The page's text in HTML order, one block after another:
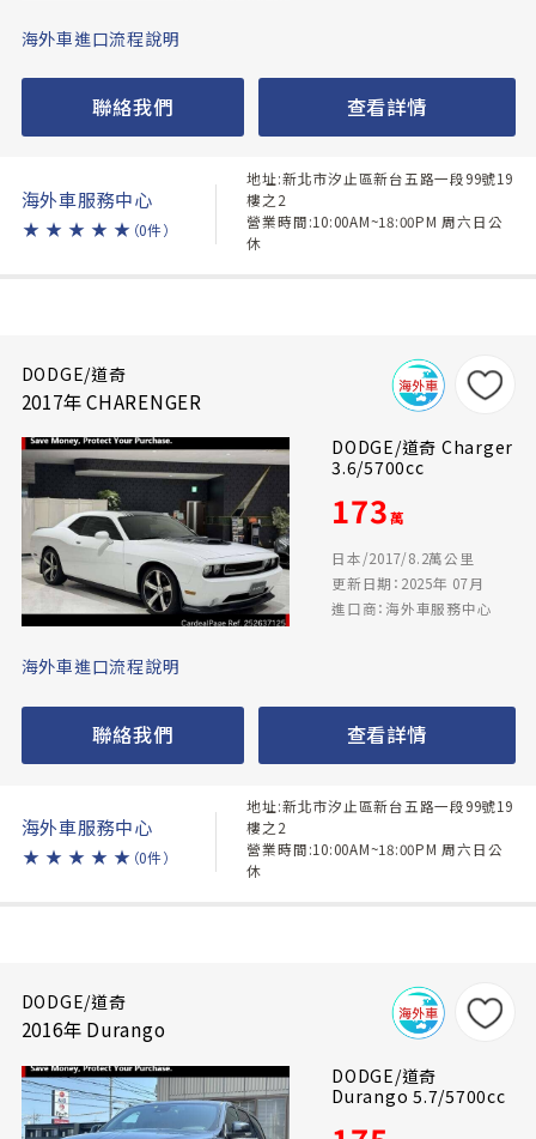
海外車進口流程說明
聯絡我們 查看詳情
海外車服務中心
★ ★ ★ ★ ★ （0件）
地址:新北市汐止區新台五路一段99號19
樓之2
營業時間:10:00AM~18:00PM 周六日公
休
DODGE/道奇
2017年 CHARENGER
DODGE/道奇 Charger
3.6/5700cc
173萬
日本/2017/8.2萬公里
更新日期：2025年 07月
進口商：海外車服務中心
海外車進口流程說明
聯絡我們 查看詳情
海外車服務中心
★ ★ ★ ★ ★ （0件）
地址:新北市汐止區新台五路一段99號19
樓之2
營業時間:10:00AM~18:00PM 周六日公
休
DODGE/道奇
2016年 Durango
DODGE/道奇
Durango 5.7/5700cc